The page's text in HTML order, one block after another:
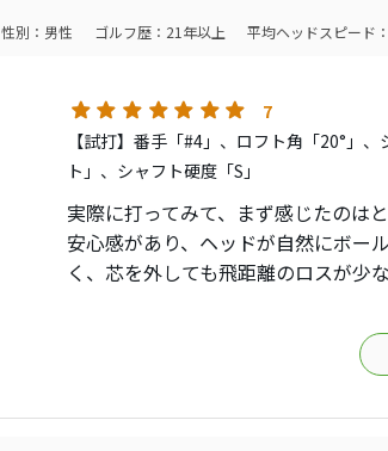
性別：男性 ゴルフ歴：21年以上 平均ヘッドスピード
7
【試打】番手「#4」、ロフト角「20°」
ト」、シャフト硬度「S」
実際に打ってみて、まず感じたのは
安心感があり、ヘッドが自然にボー
く、芯を外しても飛距離のロスが少
るので、グリーンを狙う場面でも
りスコアメイクが楽になったと感じ